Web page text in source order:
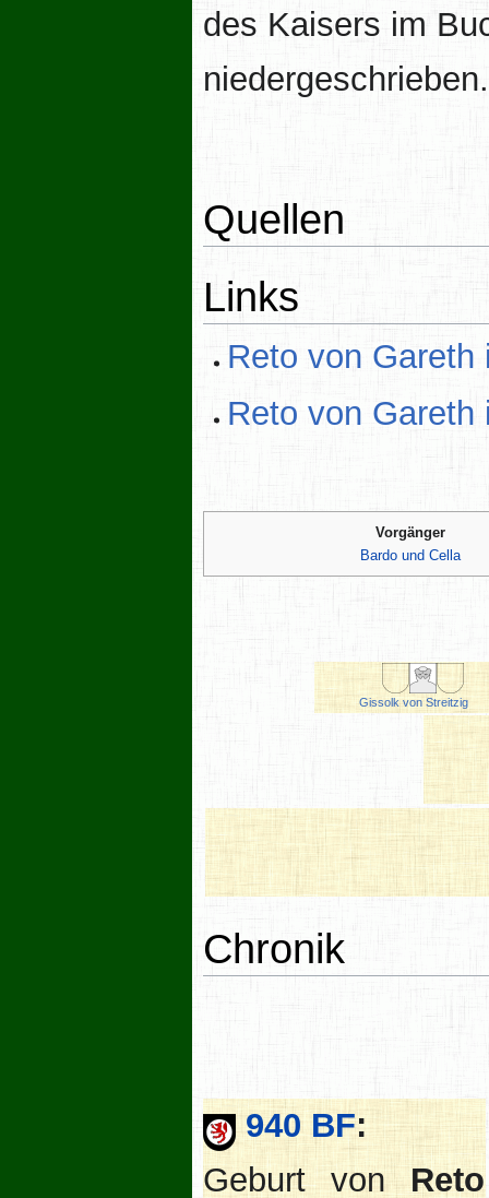
des Kaisers im
niedergeschrieben.
Quellen
Links
Reto von Gareth
Reto von
Vorgänger
Bardo und Cella
Gissolk von Streitzig
Chronik
940 BF:
Geburt von Reto